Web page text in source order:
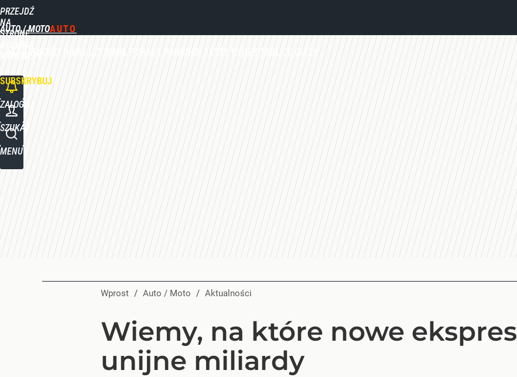
PRZEJDŹ
NA
STRONĘ
GŁÓWNĄ
WPROST.PL
AUTO / MOTO
AKTUALNOŚCI NOWE UŻYWANE PORADY RANKINGI TESTY RYNEK TABLICE QUIZY
SUBSKRYBUJ
ZALOGUJ
SZUKAJ
MENU
Wprost / Auto / Moto / Aktualności
Wiemy, na które nowe
unijne miliardy